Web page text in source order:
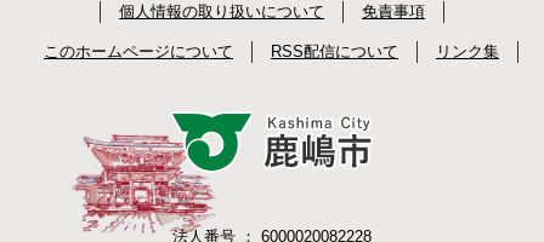
個人情報の取り扱いについて 免責事項
このホームページについて RSS配信について リンク集
法人番号 ： 6000020082228